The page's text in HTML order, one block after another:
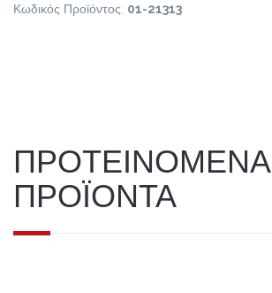
Κωδικός Προϊόντος: 01-21313
ΠΡΟΤΕΙΝΟΜΕΝΑ
ΠΡΟΪΟΝΤΑ